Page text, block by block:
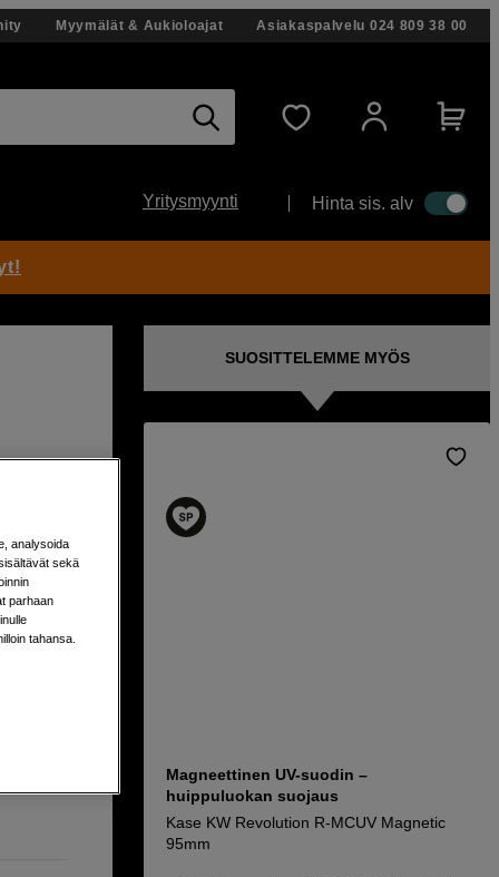
Myymälät & Aukioloajat Asiakaspalvelu 024 809 38 00
Yritysmyynti Hinta sis. alv
SUOSITTELEMME MYÖS
Magneettinen UV-suodin –
huippuluokan suojaus
Kase KW Revolution R-MCUV Magnetic
95mm
analysoida
sekä
parhaan
tahansa.